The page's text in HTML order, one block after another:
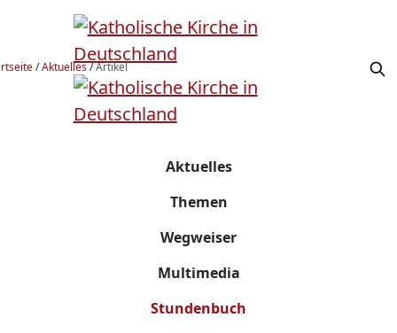
/Aktuelles/Artikel
Aktuelles
Themen
Wegweiser
Multimedia
Stundenbuch